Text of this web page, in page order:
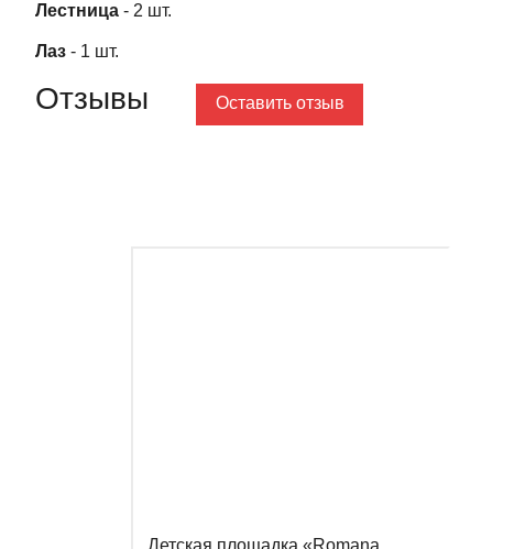
Лестница - 2 шт.
Лаз - 1 шт.
Отзывы Оставить отзыв
Детская площадка «Romana